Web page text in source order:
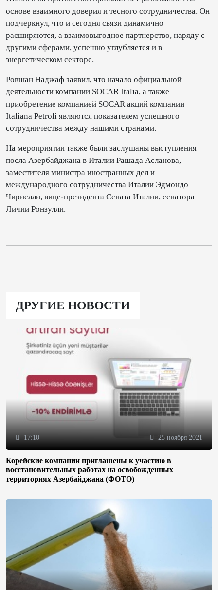
основе взаимного доверия и тесного сотрудничества. Он
подчеркнул, что и сегодня связи динамично
расширяются, а взаимовыгодное партнерство, наряду с
другими сферами, успешно углубляется и в
энергетическом секторе.
Ровшан Наджаф заявил, что начало официальной
деятельности компании SOCAR Italia, а также
приобретение компанией SOCAR акций компании
Italiana Petroli являются показателем успешного
сотрудничества между нашими странами.
На мероприятии также были заслушаны выступления
посла Азербайджана в Италии Рашада Асланова,
заместителя министра иностранных дел и
международного сотрудничества Италии Эдмондо
Чириелли, вице-президента Сената Италии, сенатора
Личии Ронзулли.
ДРУГИЕ НОВОСТИ
17:10 25 ноября 2021
Корейские компании приглашены к участию в
восстановительных работах на освобожденных
территориях Азербайджана (ФОТО)